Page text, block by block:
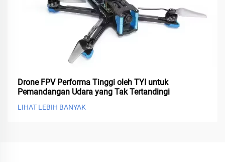
Drone FPV Performa Tinggi oleh TYI untuk
Pemandangan Udara yang Tak Tertandingi
LIHAT LEBIH BANYAK